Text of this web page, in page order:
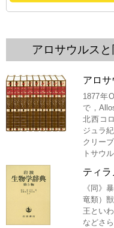
アロサウルスと
アロサ
1877年
で，
北西コ
ジュラ
クリー
トサウ
ティラ
《同》
竜類）
王とい
などさ